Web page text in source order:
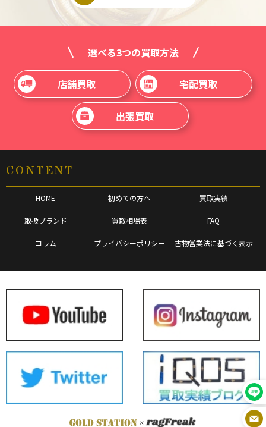
選べる3つの買取方法
店舗買取 宅配買取
出張買取
CONTENT
HOME 初めての方へ 買取実績
取扱ブランド 買取相場表 FAQ
コラム プライバシーポリシー 古物営業法に基づく表示